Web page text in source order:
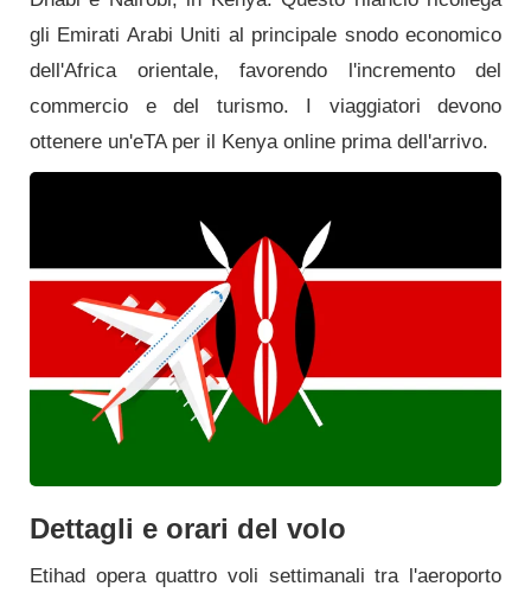
gli Emirati Arabi Uniti al principale snodo economico
dell'Africa orientale, favorendo l'incremento del
commercio e del turismo. I viaggiatori devono
ottenere un'eTA per il Kenya online prima dell'arrivo.
Dettagli e orari del volo
Etihad opera quattro voli settimanali tra l'aeroporto